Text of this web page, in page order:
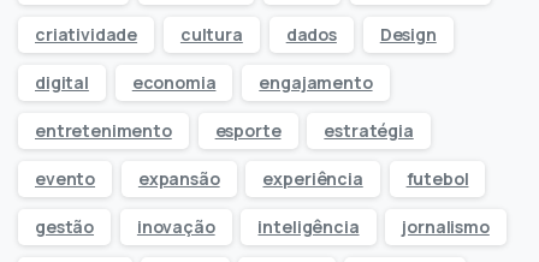
criatividade cultura dados Design
digital economia engajamento
entretenimento esporte estratégia
evento expansão experiência futebol
gestão inovação inteligência jornalismo